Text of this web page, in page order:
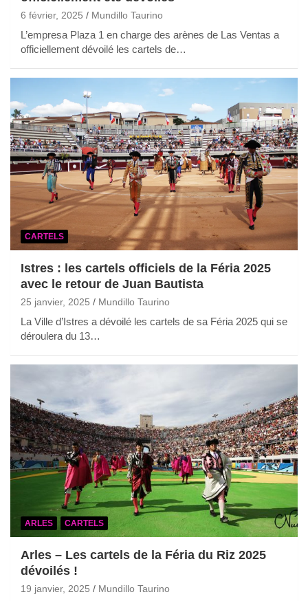
6 février, 2025 Mundillo Taurino
L’empresa Plaza 1 en charge des arènes de Las Ventas a
officiellement dévoilé les cartels de…
CARTELS
Istres : les cartels officiels de la Féria 2025
avec le retour de Juan Bautista
25 janvier, 2025 Mundillo Taurino
La Ville d’Istres a dévoilé les cartels de sa Féria 2025 qui se
déroulera du 13…
ARLES CARTELS
Arles – Les cartels de la Féria du Riz 2025
dévoilés !
19 janvier, 2025 Mundillo Taurino